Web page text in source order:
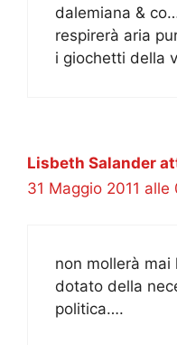
dalemiana &
respirerà aria
i giochetti della
Lisbeth Salander
31 Maggio 2011 alle
non mollerà mai
dotato della
politica….